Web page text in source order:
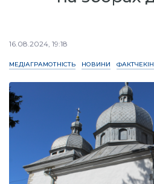
16.08.2024, 19:18
МЕДІАГРАМОТНІСТЬ НОВИНИ